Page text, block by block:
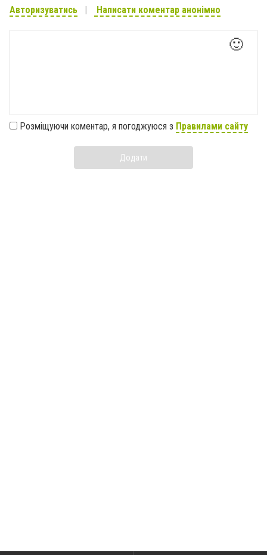
Авторизуватись Написати коментар анонімно
🙂
Розміщуючи коментар, я погоджуюся з Правилами сайту
Додати